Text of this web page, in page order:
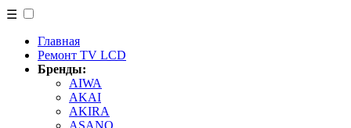
☰
Главная
Ремонт TV LCD
Бренды:
AIWA
AKAI
AKIRA
ASANO